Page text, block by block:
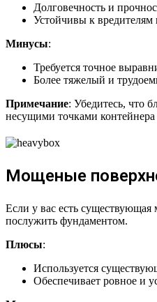
Долговечность и
Устойчивы к вредителям
Минусы:
Требуется точное
Более тяжелый и
Примечание: Убедитесь, что
несущими точками
Мощеные
Если у вас есть
послужить фундаментом.
Плюсы:
Используется
Обеспечивает ровное и